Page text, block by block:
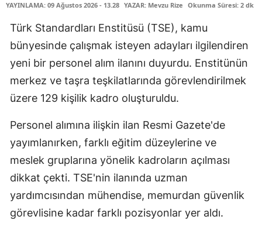
YAYINLAMA: 09 Ağustos 2026 - 13.28 YAZAR: Mevzu Rize Okunma Süresi: 2 dk
Türk Standardları Enstitüsü (TSE), kamu
bünyesinde çalışmak isteyen adayları ilgilendiren
yeni bir personel alım ilanını duyurdu. Enstitünün
merkez ve taşra teşkilatlarında görevlendirilmek
üzere 129 kişilik kadro oluşturuldu.
Personel alımına ilişkin ilan Resmi Gazete'de
yayımlanırken, farklı eğitim düzeylerine ve
meslek gruplarına yönelik kadroların açılması
dikkat çekti. TSE'nin ilanında uzman
yardımcısından mühendise, memurdan güvenlik
görevlisine kadar farklı pozisyonlar yer aldı.